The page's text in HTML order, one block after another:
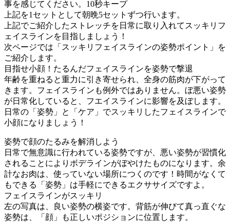
事を感じてください。10秒キープ
上記を1セットとして朝晩5セットずつ行います。
上記でご紹介したストレッチを日常に取り入れてスッキリフ
ェイスラインを目指しましょう！
次ページでは「スッキリフェイスラインの姿勢ポイント」を
ご紹介します。
目指せ小顔！たるんだフェイスラインを姿勢で撃退
年齢を重ねると重力に引き寄せられ、全身の筋肉が下がって
きます。フェイスラインも例外ではありません。ぼ悪い姿勢
が日常化していると、フエイスラインに影響を及ぼします。
日常の「姿勢」と「ケア」でスッキリしたフェイスラインで
小顔になりましょう！
姿勢で顔のたるみを解消しよう
日常で無意識に行われている姿勢ですが、悪い姿勢が習慣化
されることによりボデラインがぼやけたものになります。余
計なお肉は、使っていない場所につくのです！時間がなくて
もできる「姿勢」は手軽にできるエクササイズですよ。
フェイスラインがスッキリ
左の写真は、良い姿勢の横姿です。背筋が伸びて真っ直ぐな
姿勢は、「顔」も正しいポジションに位置します。